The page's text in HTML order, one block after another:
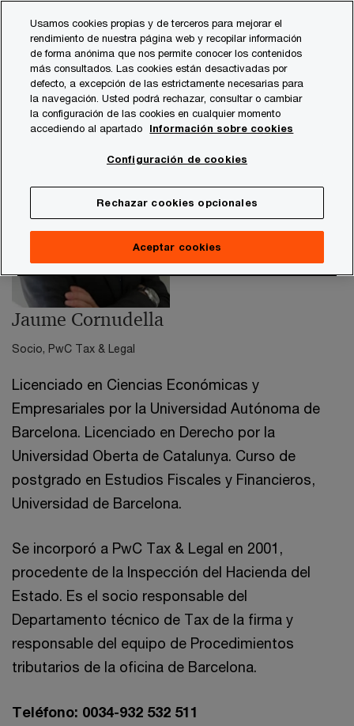
content
footer
contacts
Jaume Cornudella
Socio, PwC Tax & Legal
Licenciado en Ciencias Económicas y
Empresariales por la Universidad Autónoma de
Barcelona. Licenciado en Derecho por la
Universidad Oberta de Catalunya. Curso de
postgrado en Estudios Fiscales y Financieros,
Universidad de Barcelona.
Se incorporó a PwC Tax & Legal en 2001,
procedente de la Inspección del Hacienda del
Estado. Es el socio responsable del
Departamento técnico de Tax de la firma y
responsable del equipo de Procedimientos
tributarios de la oficina de Barcelona.
Teléfono: 0034-932 532 511
Usamos cookies propias y de terceros para mejorar el
rendimiento de nuestra página web y recopilar información
de forma anónima que nos permite conocer los contenidos
más consultados. Las cookies están desactivadas por
defecto, a excepción de las estrictamente necesarias para
la navegación. Usted podrá rechazar, consultar o cambiar
la configuración de las cookies en cualquier momento
accediendo al apartado
Información sobre cookies
Configuración de cookies
Rechazar cookies opcionales
Aceptar cookies